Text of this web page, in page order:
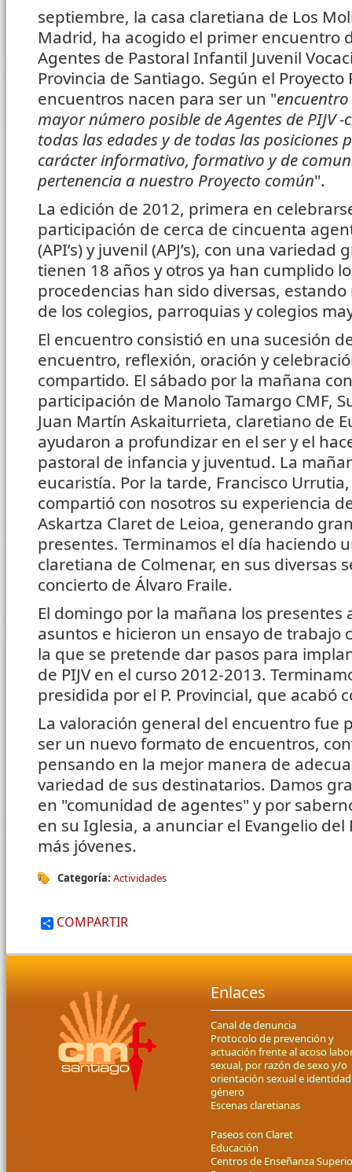
septiembre, la casa claretiana de Los
Madrid, ha acogido el primer encuentro
Agentes de Pastoral Infantil Juvenil
Provincia de Santiago. Según el Proyecto
encuentros nacen para ser un "
mayor número posible de Agentes de PIJV
todas las edades y de todas las posiciones
carácter informativo, formativo y de
pertenencia a nuestro Proyecto común".
La edición de 2012, primera en
participación de cerca de cincuenta
(API’s) y juvenil (APJ’s), con una
tienen 18 años y otros ya han cumplido
procedencias han sido diversas,
de los colegios, parroquias y colegios
El encuentro consistió en una sucesión
encuentro, reflexión, oración y
compartido. El sábado por la mañana
participación de Manolo Tamargo CMF,
Juan Martín Askaiturrieta, claretiano de
ayudaron a profundizar en el ser y el
pastoral de infancia y juventud. La
eucaristía. Por la tarde, Francisco
compartió con nosotros su experiencia
Askartza Claret de Leioa, generando
presentes. Terminamos el día haciendo
claretiana de Colmenar, en sus diversas
concierto de Álvaro Fraile.
El domingo por la mañana los presentes
asuntos e hicieron un ensayo de trabajo
la que se pretende dar pasos para
de PIJV en el curso 2012-2013.
presidida por el P. Provincial, que acabó
La valoración general del encuentro fue
ser un nuevo formato de encuentros,
pensando en la mejor manera de
variedad de sus destinatarios. Damos
en "comunidad de agentes" y por
en su Iglesia, a anunciar el Evangelio del
más jóvenes.
Categoría: Actividades
COMPARTIR
Enlaces
Canal de denuncia
Protocolo de prevención y
actuación frente al acoso
sexual, por razón de sexo y/o
orientación sexual e
género
Escenas claretianas
Paseos con Claret
Educación
Centros de Enseñanza